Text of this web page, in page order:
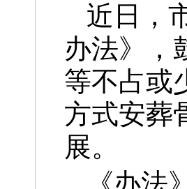
近日，
办法》，
等不占或
方式安葬
展。